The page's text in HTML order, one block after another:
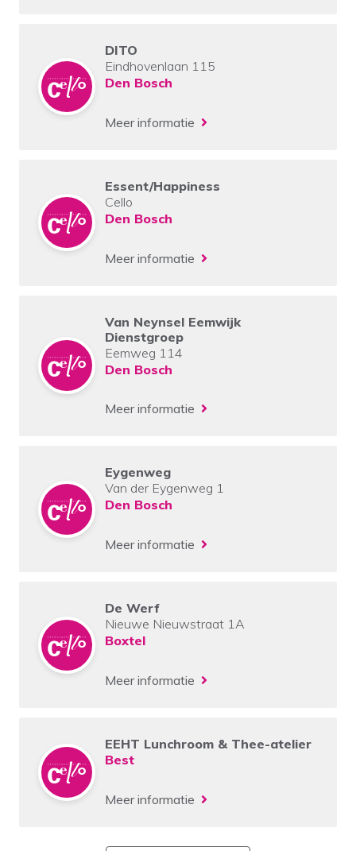
DITO
Eindhovenlaan 115
Den Bosch
Meer informatie
Essent/Happiness
Cello
Den Bosch
Meer informatie
Van Neynsel Eemwijk
Dienstgroep
Eemweg 114
Den Bosch
Meer informatie
Eygenweg
Van der Eygenweg 1
Den Bosch
Meer informatie
De Werf
Nieuwe Nieuwstraat 1A
Boxtel
Meer informatie
EEHT Lunchroom & Thee-atelier
Best
Meer informatie